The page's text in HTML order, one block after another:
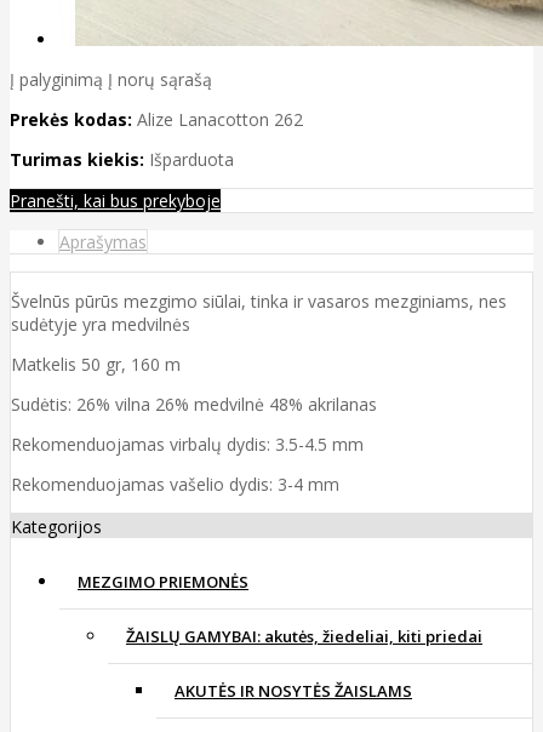
Į palyginimą Į norų sąrašą
Prekės kodas: Alize Lanacotton 262
Turimas kiekis: Išparduota
Pranešti, kai bus prekyboje
Aprašymas
Švelnūs pūrūs mezgimo siūlai, tinka ir vasaros mezginiams, nes
sudėtyje yra medvilnės
Matkelis 50 gr, 160 m
Sudėtis: 26% vilna 26% medvilnė 48% akrilanas
Rekomenduojamas virbalų dydis: 3.5-4.5 mm
Rekomenduojamas vašelio dydis: 3-4 mm
Kategorijos
MEZGIMO PRIEMONĖS
ŽAISLŲ GAMYBAI: akutės, žiedeliai, kiti priedai
AKUTĖS IR NOSYTĖS ŽAISLAMS